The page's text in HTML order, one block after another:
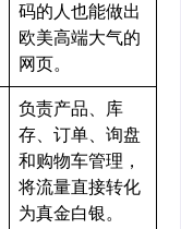
码的人也能做出
欧美高端大气的
网页。
负责产品、库
存、订单、询盘
和购物车管理，
将流量直接转化
为真金白银。